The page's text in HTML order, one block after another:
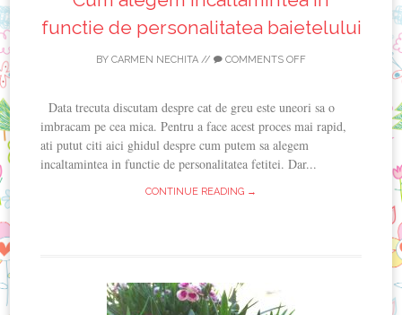
functie de personalitatea baietelului
BY CARMEN NECHITA // COMMENTS OFF
Data trecuta discutam despre cat de greu este uneori sa o
imbracam pe cea mica. Pentru a face acest proces mai rapid,
ati putut citi aici ghidul despre cum putem sa alegem
incaltamintea in functie de personalitatea fetitei. Dar...
CONTINUE READING →